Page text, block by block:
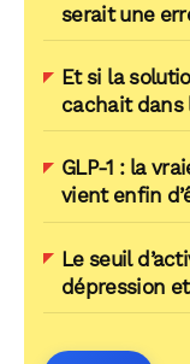
serait une
Et si la
cachait dans
GLP-1 : la
vient enfin
Le seuil
dépression